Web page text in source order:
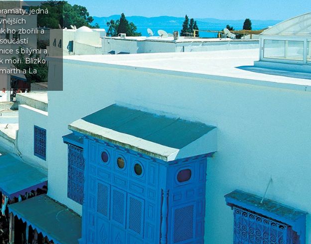
jedná
ho zbořili a
s bílými a
moři. Blízko
a La